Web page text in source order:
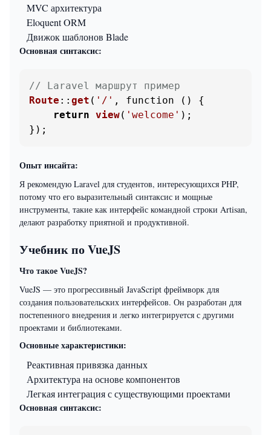
MVC архитектура
Eloquent ORM
Движок шаблонов Blade
Основная синтаксис:
// Laravel маршрут пример
Route :: get ( '/' , function () {
return view( 'welcome' );
});
Опыт инсайта:
Я рекомендую Laravel для студентов, интересующихся PHP,
потому что его выразительный синтаксис и мощные
инструменты, такие как интерфейс командной строки Artisan,
делают разработку приятной и продуктивной.
Учебник по VueJS
Что такое VueJS?
VueJS — это прогрессивный JavaScript фреймворк для
создания пользовательских интерфейсов. Он разработан для
постепенного внедрения и легко интегрируется с другими
проектами и библиотеками.
Основные характеристики:
Реактивная привязка данных
Архитектура на основе компонентов
Легкая интеграция с существующими проектами
Основная синтаксис: